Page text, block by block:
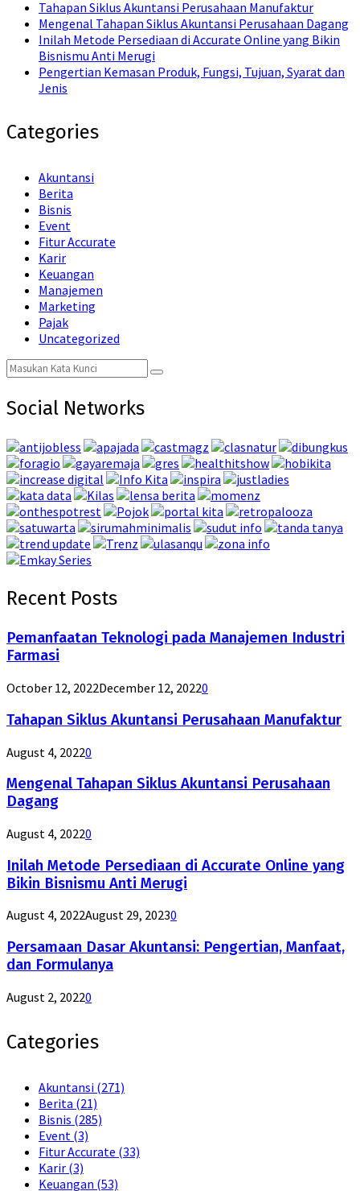
Tahapan Siklus Akuntansi Perusahaan Manufaktur
Mengenal Tahapan Siklus Akuntansi Perusahaan Dagang
Inilah Metode Persediaan di Accurate Online yang Bikin
Bisnismu Anti Merugi
Pengertian Kemasan Produk, Fungsi, Tujuan, Syarat dan
Jenis
Categories
Akuntansi
Berita
Bisnis
Event
Fitur Accurate
Karir
Keuangan
Manajemen
Marketing
Pajak
Uncategorized
Search
for:
Search
Social Networks
Recent Posts
Pemanfaatan Teknologi pada Manajemen Industri
Farmasi
October 12, 2022December 12, 20220
Tahapan Siklus Akuntansi Perusahaan Manufaktur
August 4, 20220
Mengenal Tahapan Siklus Akuntansi Perusahaan
Dagang
August 4, 20220
Inilah Metode Persediaan di Accurate Online yang
Bikin Bisnismu Anti Merugi
August 4, 2022August 29, 20230
Persamaan Dasar Akuntansi: Pengertian, Manfaat,
dan Formulanya
August 2, 20220
Categories
Akuntansi (271)
Berita (21)
Bisnis (285)
Event (3)
Fitur Accurate (33)
Karir (3)
Keuangan (53)